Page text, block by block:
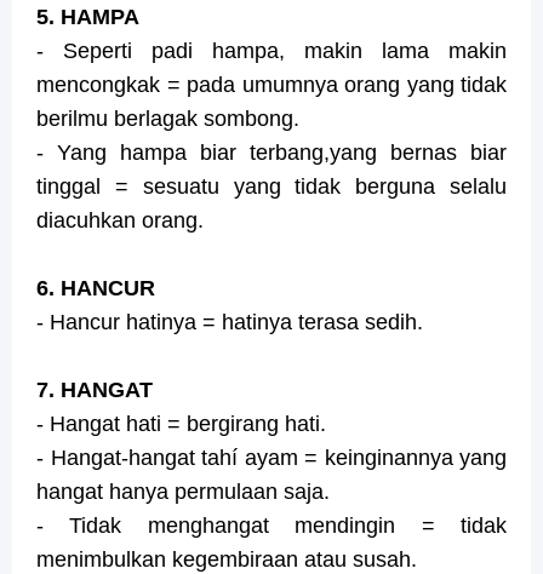
5. HAMPA
- Seperti padi hampa, makin lama makin
mencongkak = pada umumnya orang yang tidak
berilmu berlagak sombong.
- Yang hampa biar terbang,yang bernas biar
tinggal = sesuatu yang tidak berguna selalu
diacuhkan orang.
6. HANCUR
- Hancur hatinya = hatinya terasa sedih.
7. HANGAT
- Hangat hati = bergirang hati.
- Hangat-hangat tahí ayam = keinginannya yang
hangat hanya permulaan saja.
- Tidak menghangat mendingin = tidak
menimbulkan kegembiraan atau susah.